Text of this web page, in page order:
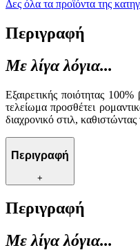
Δες όλα τα προϊόντα της
Περιγραφή
Με λίγα λόγια...
Εξαιρετικής ποιότητας
τελείωμα προσθέτει
διαχρονικό στιλ,
Περιγραφή
+
Περιγραφή
Με λίγα λόγια...